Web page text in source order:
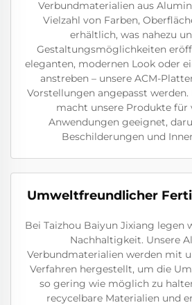
Verbundmaterialien aus
Vielzahl von Farben,
erhältlich, was nahezu
Gestaltungsmöglichkeiten
eleganten, modernen Look oder
anstreben – unsere ACM-
Vorstellungen angepasst
macht unsere Produkte für
Anwendungen geeignet,
Beschilderungen und
Umweltfreundlicher
Bei Taizhou Baiyun Jixiang legen
Nachhaltigkeit. Unsere
Verbundmaterialien werden mit
Verfahren hergestellt, um die
so gering wie möglich zu
recycelbare Materialien und